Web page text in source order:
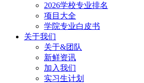
2026学校专业排名
项目大全
学院专业白皮书
关于我们
关于&团队
新鲜资讯
加入我们
实习生计划